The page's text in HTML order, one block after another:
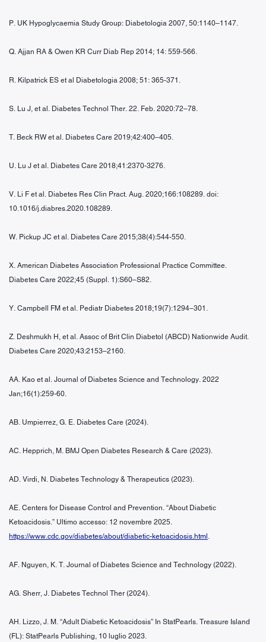
P. UK Hypoglycaemia Study Group: Diabetologia 2007, 50:1140–1147.
Q. Ajjan RA & Owen KR Curr Diab Rep 2014; 14: 559-566.
R. Kilpatrick ES et al Diabetologia 2008; 51: 365-371.
S. Lu J, et al. Diabetes Technol Ther. 22. Feb. 2020:72–78.
T. Beck RW et al. Diabetes Care 2019;42:400–405.
U. Lu J et al. Diabetes Care 2018;41:2370-3276.
V. Li F et al. Diabetes Res Clin Pract. Aug. 2020;166:108289. doi:
10.1016/j.diabres.2020.108289.
W. Pickup JC et al. Diabetes Care 2015;38(4):544-550.
X. American Diabetes Association Professional Practice Committee.
Diabetes Care 2022;45 (Suppl. 1):S60–S82.
Y. Campbell FM et al. Pediatr Diabetes 2018;19(7):1294–301.
Z. Deshmukh H, et al. Assoc of Brit Clin Diabetol (ABCD) Nationwide Audit.
Diabetes Care 2020;43:2153–2160.
AA. Kao et al. Journal of Diabetes Science and Technology. 2022
Jan;16(1):259-60.
AB. Umpierrez, G. E. Diabetes Care (2024).
AC. Hepprich, M. BMJ Open Diabetes Research & Care (2023).
AD. Virdi, N. Diabetes Technology & Therapeutics (2023).
AE. Centers for Disease Control and Prevention. “About Diabetic
Ketoacidosis.” Ultimo accesso: 12 novembre 2025.
https://www.cdc.gov/diabetes/about/diabetic-ketoacidosis.html .
AF. Nguyen, K. T. Journal of Diabetes Science and Technology (2022).
AG. Sherr, J. Diabetes Technol Ther (2024).
AH. Lizzo, J. M. “Adult Diabetic Ketoacidosis” In StatPearls. Treasure Island
(FL): StatPearls Publishing, 10 luglio 2023.